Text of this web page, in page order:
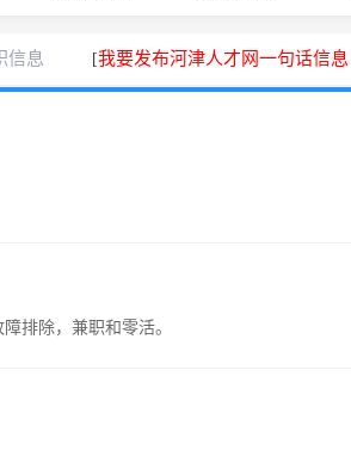
信息 [我要发布河津人才网一句话信息
排除，兼职和零活。